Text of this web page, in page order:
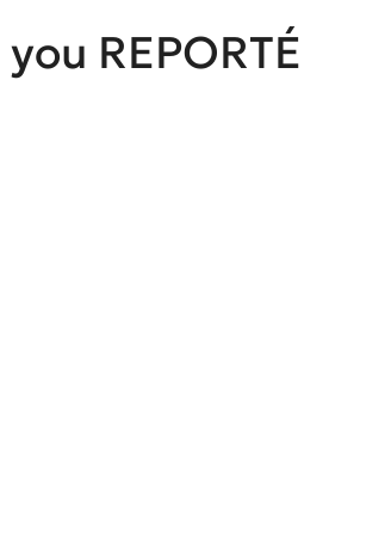
REPORTÉ